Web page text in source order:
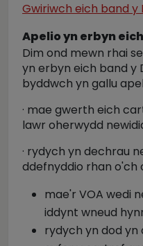
Gwiriwch eich band y
Apelio yn erbyn
Dim ond mewn rhai
yn erbyn eich band y
byddwch yn gallu
· mae gwerth eich
lawr oherwydd
· rydych yn dechrau
ddefnyddio rhan
mae'r VOA wedi
iddynt wneud
rydych yn dod